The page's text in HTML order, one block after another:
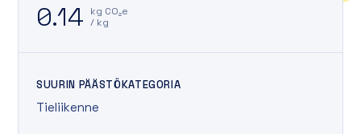
0.14
kg CO₂e
/ kg
SUURIN PÄÄSTÖKATEGORIA
Tieliikenne